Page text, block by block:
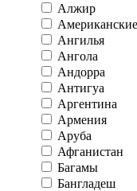
Алжир
Ангилья
Ангола
Андорра
Антигуа
Аргентина
Армения
Аруба
Афганистан
Багамы
Бангладеш